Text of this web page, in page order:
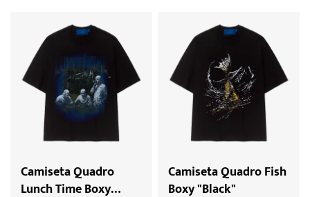
Camiseta Quadro
Lunch Time Boxy
Camiseta Quadro Fish
Boxy "Black"